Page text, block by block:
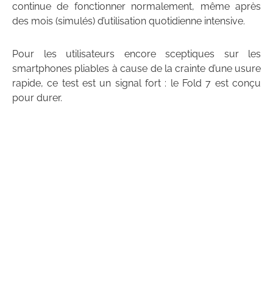
continue de fonctionner normalement, même après
des mois (simulés) d’utilisation quotidienne intensive.
Pour les utilisateurs encore sceptiques sur les
smartphones pliables à cause de la crainte d’une usure
rapide, ce test est un signal fort : le Fold 7 est conçu
pour durer.